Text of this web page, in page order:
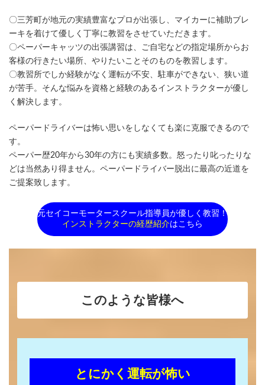
〇三芳町が地元の実績豊富なプロが出張し、マイカーに補助ブレ
ーキを着けて優しく丁寧に教習をさせていただきます。
〇ペーパーキャッツの出張講習は、ご自宅などの指定場所からお
客様の行きたい場所、やりたいことそのものを教習します。
〇教習所でしか経験がなく運転が不安、駐車ができない、狭い道
が苦手。そんな悩みを資格と経験のあるインストラクターが優し
く解決します。
ペーパードライバーは怖い思いをしなくても楽に克服できるので
す。
ペーパー歴20年から30年の方にも実績多数。怒ったり叱ったりな
どは当然あり得ません。ペーパードライバー脱出に最高の近道を
ご提案致します。
元セイコーモータースクール指導員が優しく教習！
インストラクターの経歴紹介はこちら
このような皆様へ
とにかく運転が怖い